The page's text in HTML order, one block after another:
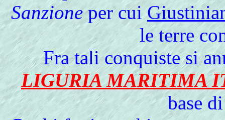
Sanzioneper cui
le terre
Fra tali conquiste si
LIGURIA MARITIMA
base